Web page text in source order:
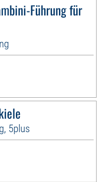
Führung für
5plus